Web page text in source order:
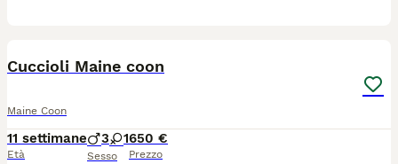
Cuccioli Maine coon
Maine Coon
11 settimane
Età
3 1
Sesso
650 €
Prezzo